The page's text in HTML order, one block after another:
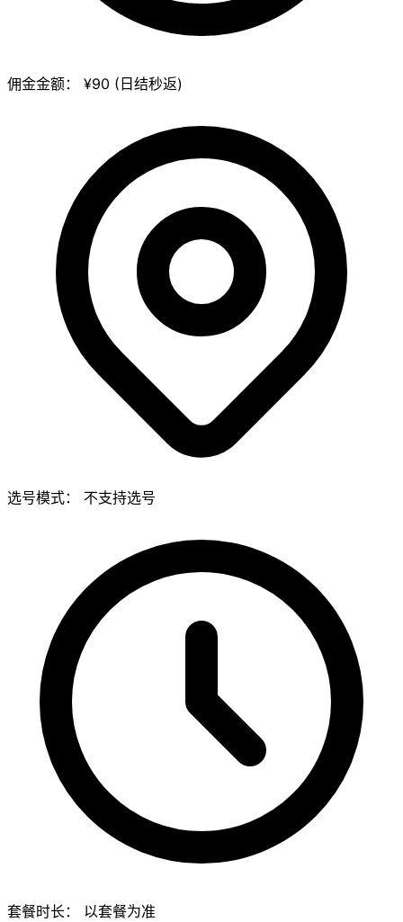
佣金金额： ¥90 (日结秒返)
选号模式： 不支持选号
套餐时长： 以套餐为准